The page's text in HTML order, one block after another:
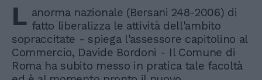
L anorma nazionale (Bersani 248-2006) di
fatto liberalizza le attività dell'ambito
sopraccitate - spiega l'assessore capitolino al
Commercio, Davide Bordoni - Il Comune di
Roma ha subito messo in pratica tale facoltà